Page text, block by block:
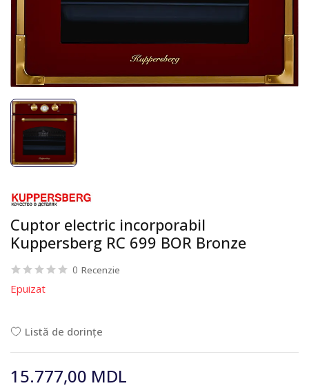
Cuptor electric incorporabil
Kuppersberg RC 699 BOR Bronze
0 Recenzie
Epuizat
Listă de dorințe
15.777,00 MDL